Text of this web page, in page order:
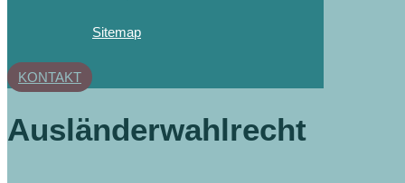
Sitemap
KONTAKT
Ausländerwahlrecht